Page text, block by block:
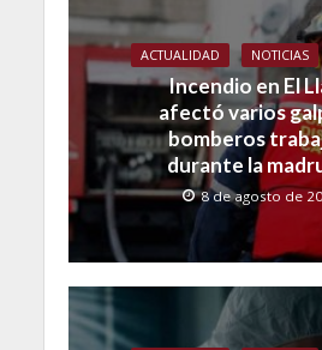
ACTUALIDAD NOTICIAS
Incendio en El
afectó varios
bomberos
durante la
8 de agosto de